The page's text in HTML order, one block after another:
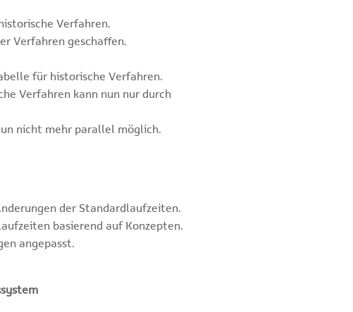
Verfahren.
Verfahren geschaffen.
für historische Verfahren.
Verfahren kann nun nur durch
nicht mehr parallel möglich.
der Standardlaufzeiten.
basierend auf Konzepten.
angepasst.